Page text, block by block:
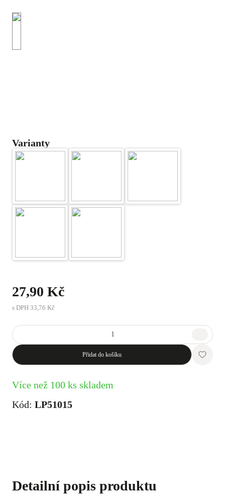
Varianty
27,90 Kč
s DPH 33,76 Kč
Přidat do košíku
Více než 100 ks skladem
Kód: LP51015
Detailní popis produktu